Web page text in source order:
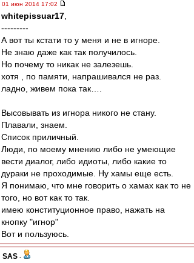
01 июн 2014 17:02
whitepissuar17
---------
А вот ты кстати то у меня и не в игноре.
Не знаю даже как так получилось.
Но почему то никак не залезешь.
хотя , по памяти, напрашивался не раз.
ладно, живем пока так….
Высовывать из игнора никого не стану.
Плавали, знаем.
Список приличный.
Люди, по моему мнению либо не умеющие
вести диалог, либо идиоты, либо какие то
дураки не проходимые. Ну хамы еще есть.
Я понимаю, что мне говорить о хамах как то не
того, но вот как то так.
имею конституционное право, нажать на
кнопку "игнор"
Вот и пользуюсь.
SAS -